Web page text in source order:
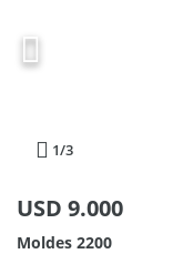
1/3
USD 9.000
Moldes 2200